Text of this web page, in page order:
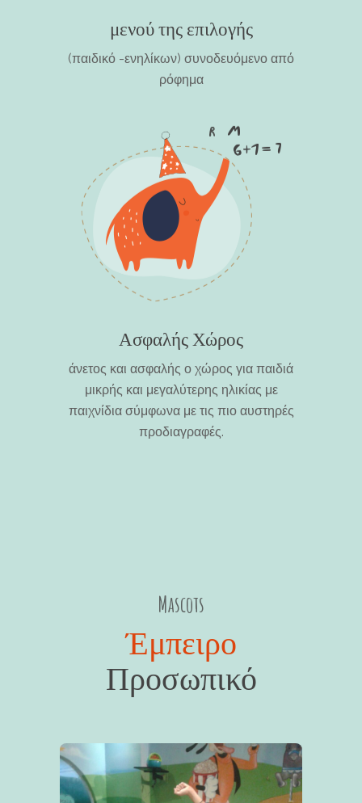
μενού της επιλογής
(παιδικό -ενηλίκων) συνοδευόμενο από
ρόφημα
Ασφαλής Χώρος
άνετος και ασφαλής ο χώρος για παιδιά
μικρής και μεγαλύτερης ηλικίας με
παιχνίδια σύμφωνα με τις πιο αυστηρές
προδιαγραφές.
Mascots
Έμπειρο
Προσωπικό